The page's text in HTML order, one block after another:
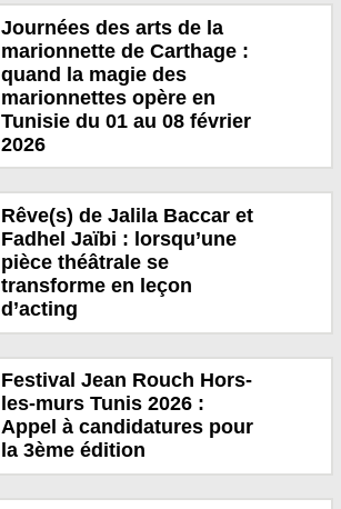
Journées des arts de la
marionnette de Carthage :
quand la magie des
marionnettes opère en
Tunisie du 01 au 08 février
2026
Rêve(s) de Jalila Baccar et
Fadhel Jaïbi : lorsqu’une
pièce théâtrale se
transforme en leçon
d’acting
Festival Jean Rouch Hors-
les-murs Tunis 2026 :
Appel à candidatures pour
la 3ème édition